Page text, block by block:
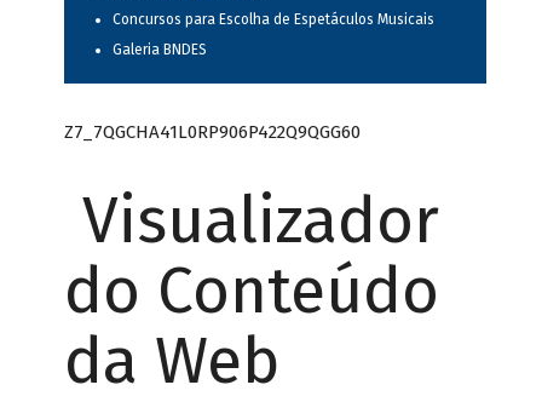
Concursos para Escolha de Espetáculos Musicais
Galeria BNDES
Z7_7QGCHA41L0RP906P422Q9QGG60
Visualizador
do Conteúdo
da Web